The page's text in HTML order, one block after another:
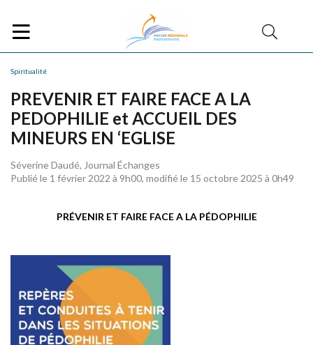
Spiritualité
PREVENIR ET FAIRE FACE A LA
PEDOPHILIE et ACCUEIL DES
MINEURS EN ‘EGLISE
Séverine Daudé, Journal Échanges
Publié le 1 février 2022 à 9h00, modifié le 15 octobre 2025 à 0h49
PRÉVENIR ET FAIRE FACE A LA PÉDOPHILIE